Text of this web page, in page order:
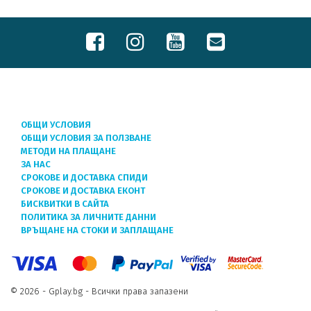
ОБЩИ УСЛОВИЯ
ОБЩИ УСЛОВИЯ ЗА ПОЛЗВАНЕ
МЕТОДИ НА ПЛАЩАНЕ
ЗА НАС
СРОКОВЕ И ДОСТАВКА СПИДИ
СРОКОВЕ И ДОСТАВКА ЕКОНТ
БИСКВИТКИ В САЙТА
ПОЛИТИКА ЗА ЛИЧНИТЕ ДАННИ
ВРЪЩАНЕ НА СТОКИ И ЗАПЛАЩАНЕ
© 2026 - Gplay.bg - Всички права запазени